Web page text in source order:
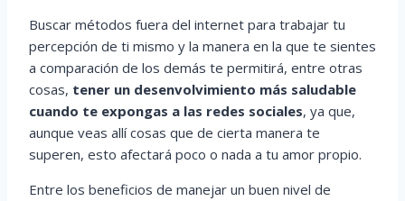
Buscar métodos fuera del internet para trabajar tu
percepción de ti mismo y la manera en la que te sientes
a comparación de los demás te permitirá, entre otras
cosas, tener un desenvolvimiento más saludable
cuando te expongas a las redes sociales, ya que,
aunque veas allí cosas que de cierta manera te
superen, esto afectará poco o nada a tu amor propio.
Entre los beneficios de manejar un buen nivel de